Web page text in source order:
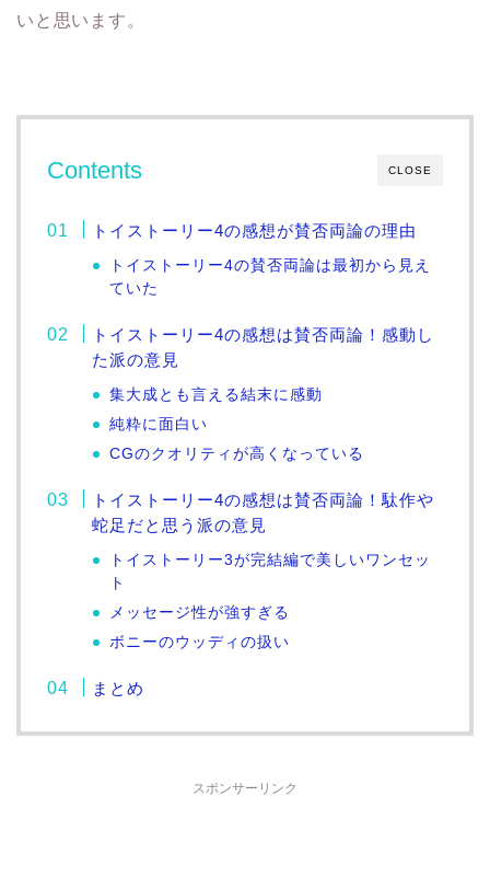
いと思います。
CLOSE
Contents
トイストーリー4の感想が賛否両論の理由
トイストーリー4の賛否両論は最初から見え
ていた
トイストーリー4の感想は賛否両論！感動し
た派の意見
集大成とも言える結末に感動
純粋に面白い
CGのクオリティが高くなっている
トイストーリー4の感想は賛否両論！駄作や
蛇足だと思う派の意見
トイストーリー3が完結編で美しいワンセッ
ト
メッセージ性が強すぎる
ボニーのウッディの扱い
まとめ
スポンサーリンク